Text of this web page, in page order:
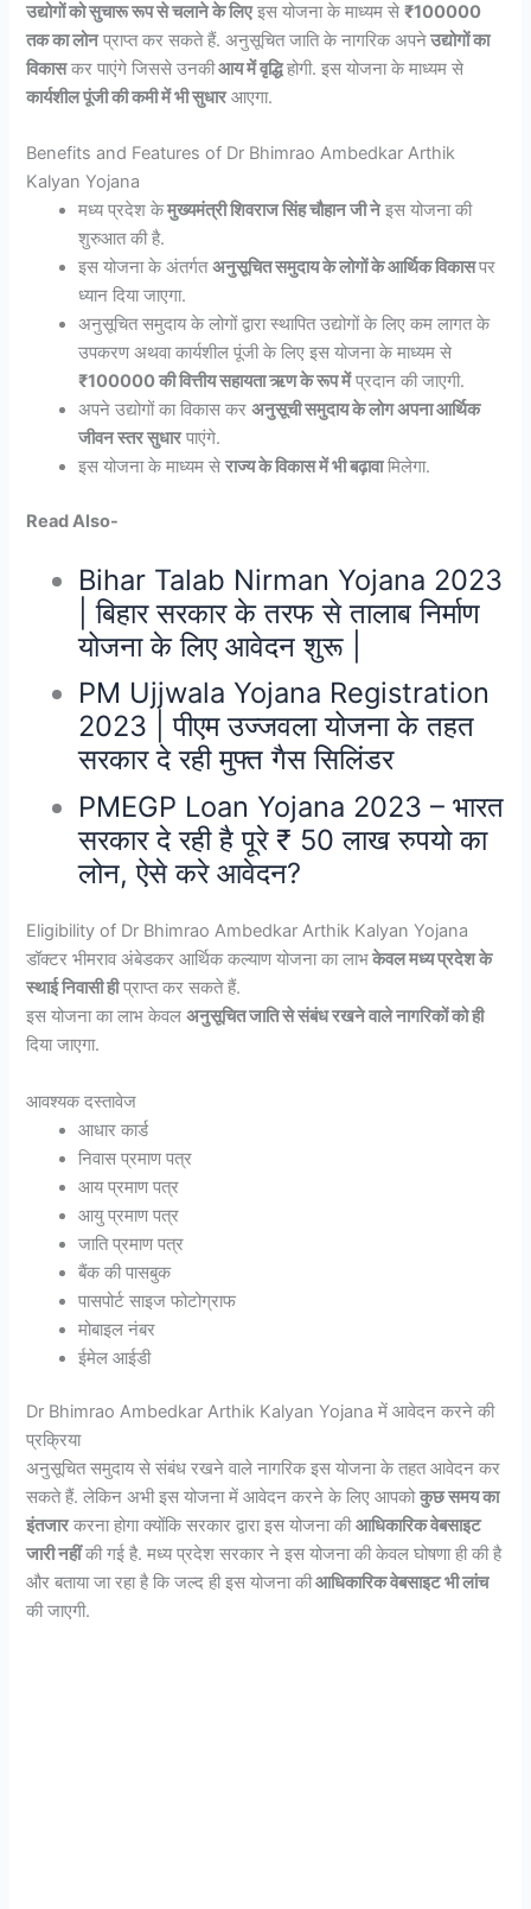
उद्योगों को सुचारू रूप से चलाने के लिएइस योजना के माध्यम से₹100000
तक का लोनप्राप्त कर सकते हैं. अनुसूचित जाति के नागरिक अपनेउद्योगों का
विकासकर पाएंगे जिससे उनकीआय में वृद्धिहोगी. इस योजना के माध्यम से
कार्यशील पूंजी की कमी में भी सुधारआएगा.
Benefits and Features of Dr Bhimrao Ambedkar Arthik
Kalyan Yojana
मध्य प्रदेश केमुख्यमंत्री शिवराज सिंह चौहान जी नेइस योजना की
शुरुआत की है.
इस योजना के अंतर्गतअनुसूचित समुदाय के लोगों के आर्थिक विकासपर
ध्यान दिया जाएगा.
अनुसूचित समुदाय के लोगों द्वारा स्थापित उद्योगों के लिए कम लागत के
उपकरण अथवा कार्यशील पूंजी के लिए इस योजना के माध्यम से
₹100000 की वित्तीय सहायता ऋण के रूप मेंप्रदान की जाएगी.
अपने उद्योगों का विकास करअनुसूची समुदाय के लोग अपना आर्थिक
जीवन स्तर सुधारपाएंगे.
इस योजना के माध्यम सेराज्य के विकास में भी बढ़ावामिलेगा.
Read Also-
Bihar Talab Nirman Yojana 2023
| बिहार सरकार के तरफ से तालाब निर्माण
योजना के लिए आवेदन शुरू |
PM Ujjwala Yojana Registration
2023 | पीएम उज्जवला योजना के तहत
सरकार दे रही मुफ्त गैस सिलिंडर
PMEGP Loan Yojana 2023 – भारत
सरकार दे रही है पूरे ₹ 50 लाख रुपयो का
लोन, ऐसे करे आवेदन?
Eligibility of Dr Bhimrao Ambedkar Arthik Kalyan Yojana
डॉक्टर भीमराव अंबेडकर आर्थिक कल्याण योजना का लाभकेवल मध्य प्रदेश के
स्थाई निवासी हीप्राप्त कर सकते हैं.
इस योजना का लाभ केवलअनुसूचित जाति से संबंध रखने वाले नागरिकों को ही
दिया जाएगा.
आवश्यक दस्तावेज
आधार कार्ड
निवास प्रमाण पत्र
आय प्रमाण पत्र
आयु प्रमाण पत्र
जाति प्रमाण पत्र
बैंक की पासबुक
पासपोर्ट साइज फोटोग्राफ
मोबाइल नंबर
ईमेल आईडी
Dr Bhimrao Ambedkar Arthik Kalyan Yojana में आवेदन करने की
प्रक्रिया
अनुसूचित समुदाय से संबंध रखने वाले नागरिक इस योजना के तहत आवेदन कर
सकते हैं. लेकिन अभी इस योजना में आवेदन करने के लिए आपकोकुछ समय का
इंतजारकरना होगा क्योंकि सरकार द्वारा इस योजना कीआधिकारिक वेबसाइट
जारी नहींकी गई है. मध्य प्रदेश सरकार ने इस योजना की केवल घोषणा ही की है
और बताया जा रहा है कि जल्द ही इस योजना कीआधिकारिक वेबसाइट भी लांच
की जाएगी.